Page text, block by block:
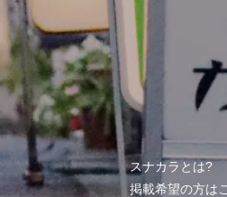
スナカラとは?
掲載希望の方は